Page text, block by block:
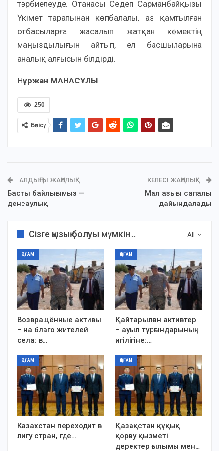
тәрбиелеуде. Отанасы Седеп Сарманбайқызы
Үкімет тарапынан көпбалалы, аз қамтылған
отбасыларға жасалып жатқан көмектің
маңыздылығын айтып, ел басшыларына
аналық алғысын білдірді.
Нұржан МАНАСҰЛЫ
250
Бөлісу
АЛДЫҢҒЫ ЖАҢАЛЫҚ
Басты байлығымыз —
денсаулық
КЕЛЕСІ ЖАҢАЛЫҚ
Мал азығы сапалы
дайындалады
All
Сізге қызық болуы мүмкін...
ҚОҒАМ
Возвращённые активы
– на благо жителей
села: в…
ҚОҒАМ
Қайтарылған активтер
– ауыл тұрғындарының
игілігіне:…
ҚОҒАМ
Казахстан переходит в
лигу стран, где…
ҚОҒАМ
Қазақстан құқық
қорғау қызметі
деректер ғылымы мен…